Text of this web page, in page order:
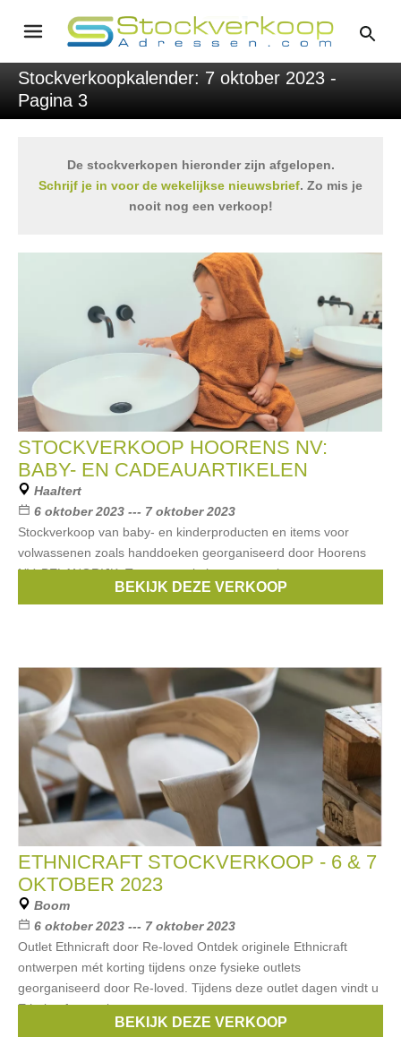
Stockverkoopkalender: 7 oktober 2023 -
Pagina 3
De stockverkopen hieronder zijn afgelopen.
Schrijf je in voor de wekelijkse nieuwsbrief. Zo mis je
nooit nog een verkoop!
STOCKVERKOOP HOORENS NV:
BABY- EN CADEAUARTIKELEN
Haaltert
6 oktober 2023 --- 7 oktober 2023
Stockverkoop van baby- en kinderproducten en items voor
volwassenen zoals handdoeken georganiseerd door Hoorens
NV. BELANGRIJK: Toegang enkel na reservatie van een
BEKIJK DEZE VERKOOP
ETHNICRAFT STOCKVERKOOP - 6 & 7
OKTOBER 2023
Boom
6 oktober 2023 --- 7 oktober 2023
Outlet Ethnicraft door Re-loved Ontdek originele Ethnicraft
ontwerpen mét korting tijdens onze fysieke outlets
georganiseerd door Re-loved. Tijdens deze outlet dagen vindt u
Ethnicraft samples,
Ethnicraft
BEKIJK DEZE VERKOOP